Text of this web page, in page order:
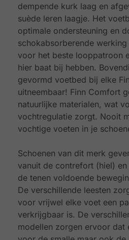
dempende kurk laag en
suède leren laagje. Het
optimale ondersteuning en
schokabsorberende
voor het beste looppatroon
hier baat bij hebben.
gevormd voetbed bij elke
uitneembaar! Finn Comfort
natuurlijke materialen, wat
vochtregulatie zorgt. Nooit
vochtige voeten in je
Schoenen van dit merk
vanuit de contrefort (hiel)
de tenen voldoende
De verschillende leesten
voor vrijwel elke voet een
verkrijgbaar is. De
modellen zorgen ervoor dat